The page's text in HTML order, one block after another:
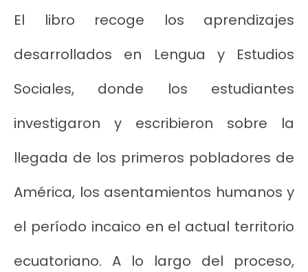
El libro recoge los aprendizajes
desarrollados en Lengua y Estudios
Sociales, donde los estudiantes
investigaron y escribieron sobre la
llegada de los primeros pobladores de
América, los asentamientos humanos y
el período incaico en el actual territorio
ecuatoriano. A lo largo del proceso,